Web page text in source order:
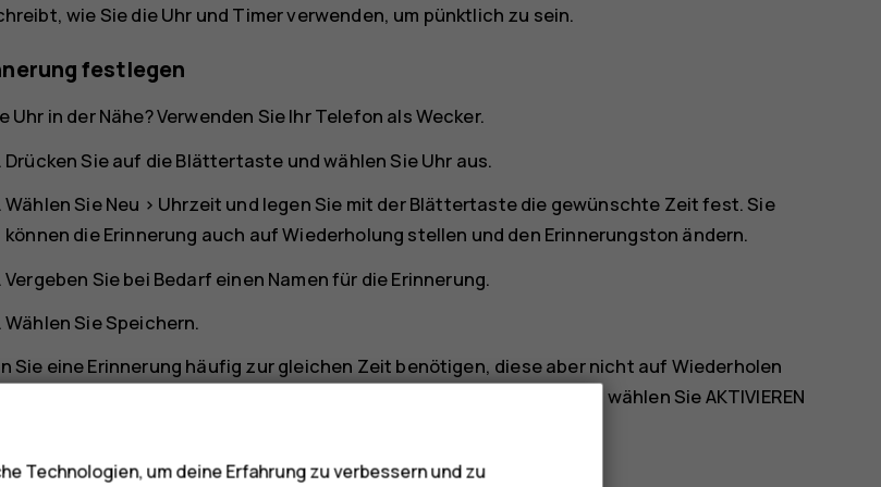
wie Sie die Uhr und Timer verwenden, um pünktlich zu sein.
festlegen
Uhr in der Nähe? Verwenden Sie Ihr Telefon als Wecker.
Drücken Sie auf die Blättertaste und wählen SieUhr aus.
Wählen SieNeu > Uhrzeit und legen Sie mit der Blättertaste die gewünschte Zeit fest. Sie
können die Erinnerung auch auf Wiederholung stellen und den Erinnerungston ändern.
Vergeben Sie bei Bedarf einen Namen für die Erinnerung.
Wählen SieSpeichern.
Sie eine Erinnerung häufig zur gleichen Zeit benötigen, diese aber nicht auf Wiederholen
möchten, blättern Sie einfach zu der gewünschten Erinnerung und wählen SieAKTIVIEREN
Erinnerungston wird zum festgelegten Zeitpunkt ausgegeben.
Technologien, um deine Erfahrung zu verbessern und zu